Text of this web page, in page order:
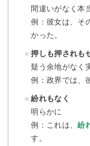
間違いがなく本
例：彼女は、そ
かった。
押しも押されも
疑う余地がなく
例：政界では、
紛れもなく
明らかに
例：これは、紛
す。